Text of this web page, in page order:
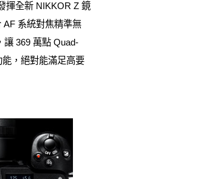
揮全新 NIKKOR Z 鏡
AF 系統對焦精準無
讓 369 萬點 Quad-
，絕對能滿足高要